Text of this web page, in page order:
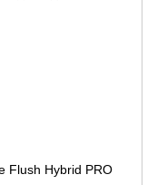
Flush Hybrid PRO